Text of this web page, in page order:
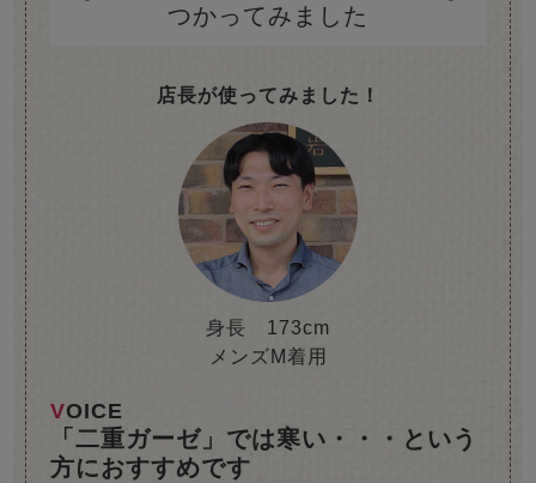
つかってみました
店長が使ってみました！
身長 173cm
メンズM着用
VOICE
「二重ガーゼ」では寒い・・・という
方におすすめです